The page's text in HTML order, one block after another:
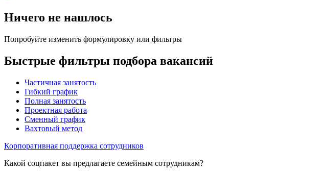
Ничего не нашлось
Попробуйте изменить формулировку или фильтры
Быстрые фильтры подбора вакансий
Частичная занятость
Гибкий график
Полная занятость
Проектная работа
Сменный график
Вахтовый метод
Корпоративная поддержка сотрудников
Какой соцпакет вы предлагаете семейным сотрудникам?